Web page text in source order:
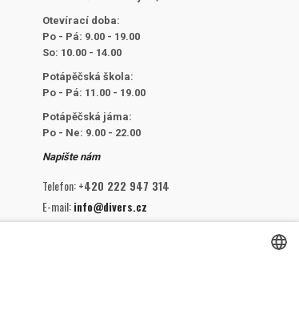
Otevírací doba:
Po - Pá: 9.00 - 19.00
So: 10.00 - 14.00
Potápěčská škola:
Po - Pá: 11.00 - 19.00
Potápěčská jáma:
Po - Ne: 9.00 - 22.00
Napište nám
Telefon:+420 222 947 314
E-mail:info@divers.cz